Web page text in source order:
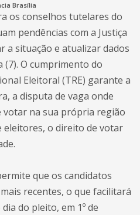
Brasília
os conselhos tutelares do
pendências com a Justiça
a situação e atualizar dados
O cumprimento do
Eleitoral (TRE) garante a
a disputa de vaga onde
votar na sua própria região
eleitores, o direito de votar
que os candidatos
recentes, o que facilitará
do pleito, em 1º de